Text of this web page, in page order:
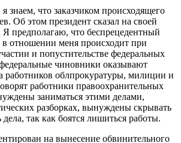
знаем, что заказчиком происходящего
Об этом президент сказал на своей
предполагаю, что беспрецедентный
в отношении меня происходит при
и попустительстве федеральных
чиновники оказывают
работников облпрокуратуры, милиции и
работники правоохранительных
заниматься этими делами,
разборках, вынуждены скрывать
дела, так как боятся лишиться работы.
на вынесение обвинительного